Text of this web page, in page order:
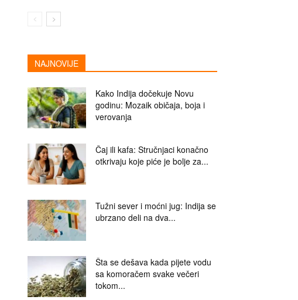
NAJNOVIJE
Kako Indija dočekuje Novu
godinu: Mozaik običaja, boja i
verovanja
Čaj ili kafa: Stručnjaci konačno
otkrivaju koje piće je bolje za...
Tužni sever i moćni jug: Indija se
ubrzano deli na dva...
Šta se dešava kada pijete vodu
sa komoračem svake večeri
tokom...